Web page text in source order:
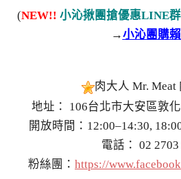
(NEW!! 小沁揪團搶優惠LINE
→小沁團購
肉大人 Mr. Meat
地址： 106台北市大安區敦
開放時間：12:00–14:30,
電話： 02 2703
粉絲團： https://